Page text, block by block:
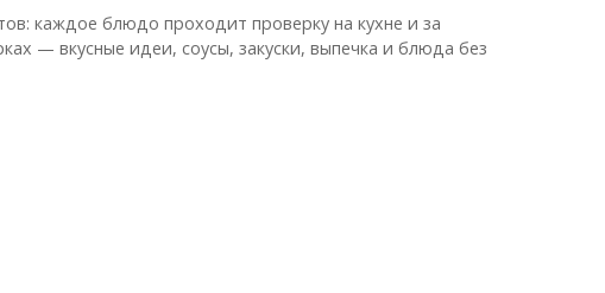
каждое блюдо проходит проверку на кухне и за
— вкусные идеи, соусы, закуски, выпечка и блюда без